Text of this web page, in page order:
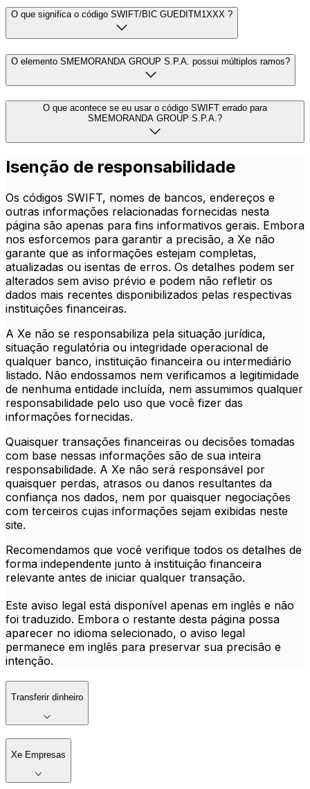
O que significa o código SWIFT/BIC GUEDITM1XXX ?
O elemento SMEMORANDA GROUP S.P.A. possui múltiplos ramos?
O que acontece se eu usar o código SWIFT errado para
SMEMORANDA GROUP S.P.A.?
Isenção de responsabilidade
Os códigos SWIFT, nomes de bancos, endereços e
outras informações relacionadas fornecidas nesta
página são apenas para fins informativos gerais. Embora
nos esforcemos para garantir a precisão, a Xe não
garante que as informações estejam completas,
atualizadas ou isentas de erros. Os detalhes podem ser
alterados sem aviso prévio e podem não refletir os
dados mais recentes disponibilizados pelas respectivas
instituições financeiras.
A Xe não se responsabiliza pela situação jurídica,
situação regulatória ou integridade operacional de
qualquer banco, instituição financeira ou intermediário
listado. Não endossamos nem verificamos a legitimidade
de nenhuma entidade incluída, nem assumimos qualquer
responsabilidade pelo uso que você fizer das
informações fornecidas.
Quaisquer transações financeiras ou decisões tomadas
com base nessas informações são de sua inteira
responsabilidade. A Xe não será responsável por
quaisquer perdas, atrasos ou danos resultantes da
confiança nos dados, nem por quaisquer negociações
com terceiros cujas informações sejam exibidas neste
site.
Recomendamos que você verifique todos os detalhes de
forma independente junto à instituição financeira
relevante antes de iniciar qualquer transação.
Este aviso legal está disponível apenas em inglês e não
foi traduzido. Embora o restante desta página possa
aparecer no idioma selecionado, o aviso legal
permanece em inglês para preservar sua precisão e
intenção.
Transferir dinheiro
Xe Empresas